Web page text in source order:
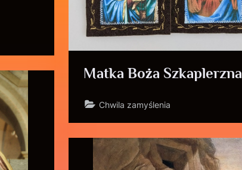
Matka Boża Szkaplerzna
Chwila zamyślenia